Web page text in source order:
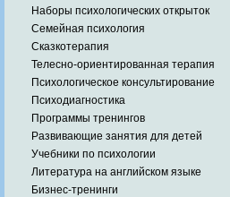
Наборы психологических открыток
Семейная психология
Сказкотерапия
Телесно-ориентированная терапия
Психологическое консультирование
Психодиагностика
Программы тренингов
Развивающие занятия для детей
Учебники по психологии
Литература на английском языке
Бизнес-тренинги